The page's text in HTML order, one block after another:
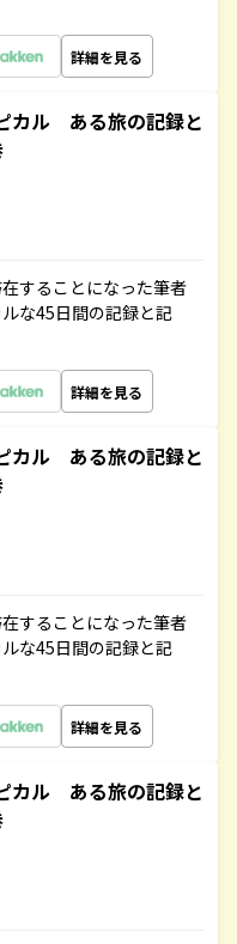
詳細を見る
カル ある旅の記録と
することになった筆者
な45日間の記録と記
詳細を見る
カル ある旅の記録と
することになった筆者
な45日間の記録と記
詳細を見る
カル ある旅の記録と